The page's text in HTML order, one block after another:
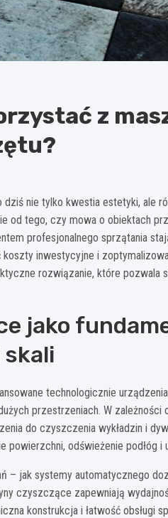
z
nie tylko kwestia estetyki, ale
od tego, czy mowa o obiektach
profesjonalnego sprzątania
inwestycyjne i
rozwiązanie, które pozwala
jako
technologicznie
przestrzeniach. W
do czyszczenia wykładzin i
odświeżenie podłóg i
– jak systemy automatycznego
czyszczące zapewniają
konstrukcja i łatwość obsługi